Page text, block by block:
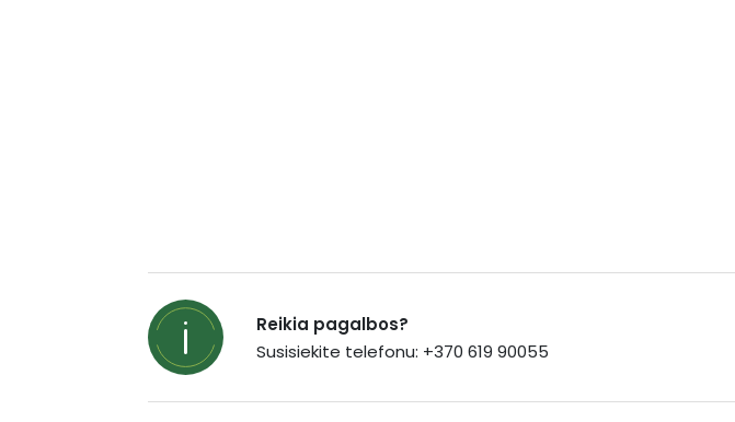
Reikia pagalbos?
Susisiekite telefonu: +370 619 90055